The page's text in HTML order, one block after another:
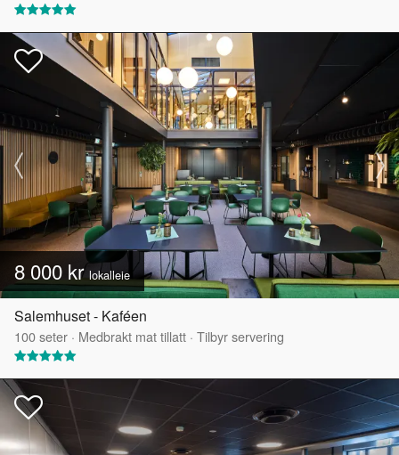
8 000 krlokalleie
Salemhuset - Kaféen
100seter · Medbrakt mat tillatt · Tilbyr servering